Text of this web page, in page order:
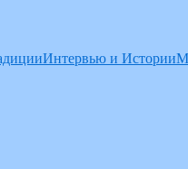
Интервью и Истории